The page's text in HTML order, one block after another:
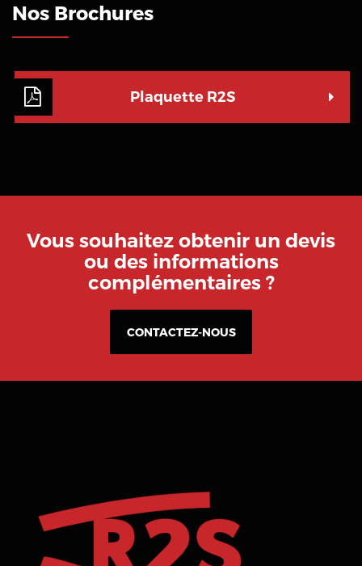
Nos Brochures
Plaquette R2S
Vous souhaitez obtenir un devis
ou des informations
complémentaires ?
CONTACTEZ-NOUS